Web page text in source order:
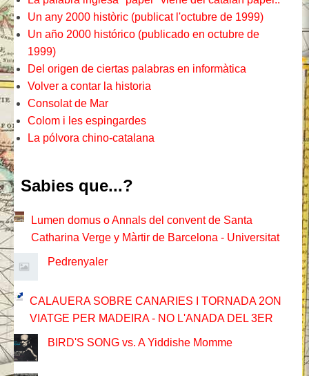
Un any 2000 històric (publicat l'octubre de 1999)
Un año 2000 histórico (publicado en octubre de
1999)
Del origen de ciertas palabras en informàtica
Volver a contar la historia
Consolat de Mar
Colom i les espingardes
La pólvora chino-catalana
Sabies que...?
Lumen domus o Annals del convent de Santa
Catharina Verge y Màrtir de Barcelona - Universitat
Pedrenyaler
CALAUERA SOBRE CANARIES I TORNADA 2ON
VIATGE PER MADEIRA - NO L'ANADA DEL 3ER
BIRD'S SONG vs. A Yiddishe Momme